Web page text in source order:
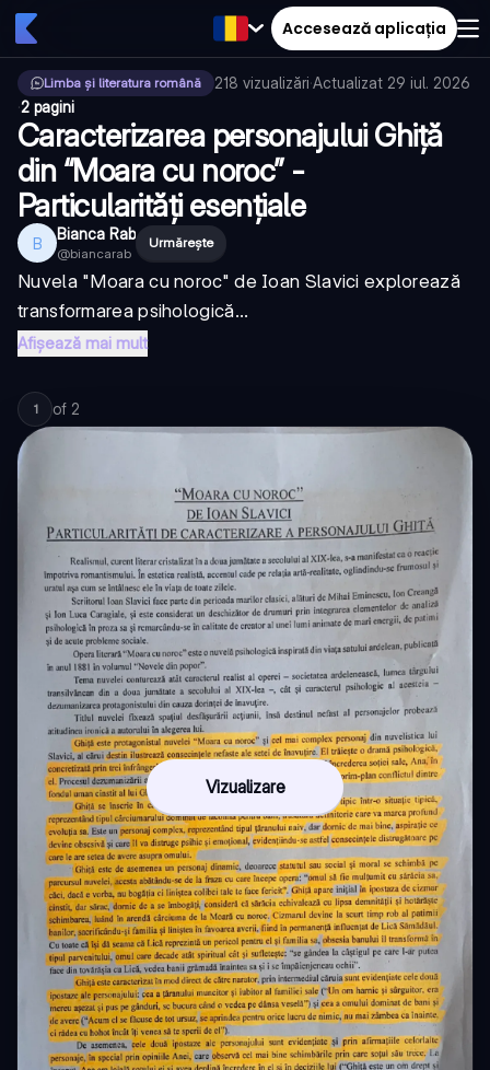
Accesează aplicația
Limba și literatura română 218 vizualizări·Actualizat 29 iul. 2026
·2 pagini
Caracterizarea personajului Ghiță
din “Moara cu noroc” -
Particularități esențiale
B Bianca Rab
@biancarab
Urmărește
Nuvela "Moara cu noroc" de Ioan Slavici explorează
transformarea psihologică...
Afișează mai mult
1 of 2
Vizualizare